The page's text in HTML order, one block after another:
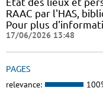
RAAC par l'HAS,
Pour plus
17/06/2026 13:48
PAGES
relevance: